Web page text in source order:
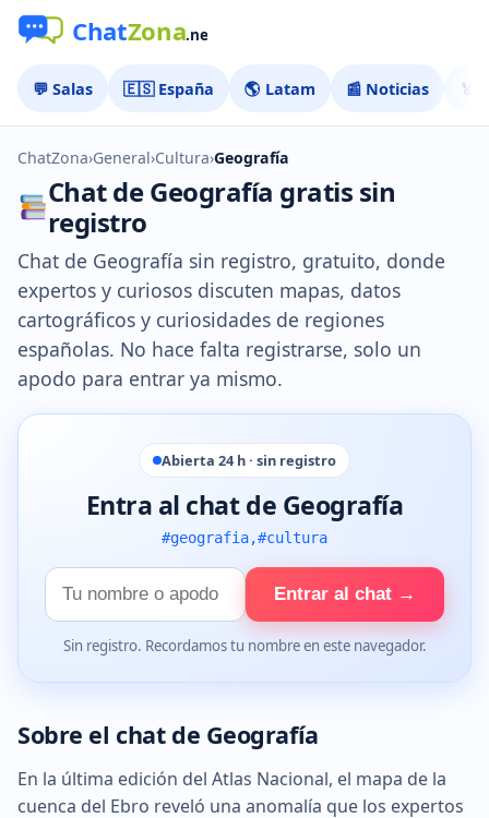
💬 Salas 🇪🇸 España 🌎 Latam 📰 Noticias 🏅
ChatZona›General›Cultura›Geografía
Chat de Geografía gratis sin
registro
Chat de Geografía sin registro, gratuito, donde
expertos y curiosos discuten mapas, datos
cartográficos y curiosidades de regiones
españolas. No hace falta registrarse, solo un
apodo para entrar ya mismo.
Abierta 24 h · sin registro
Entra al chat de Geografía
#geografia,#cultura
Tu
nombre
Entrar al chat →
Sin registro. Recordamos tu nombre en este navegador.
Sobre el chat de Geografía
En la última edición del Atlas Nacional, el mapa de la
cuenca del Ebro reveló una anomalía que los expertos